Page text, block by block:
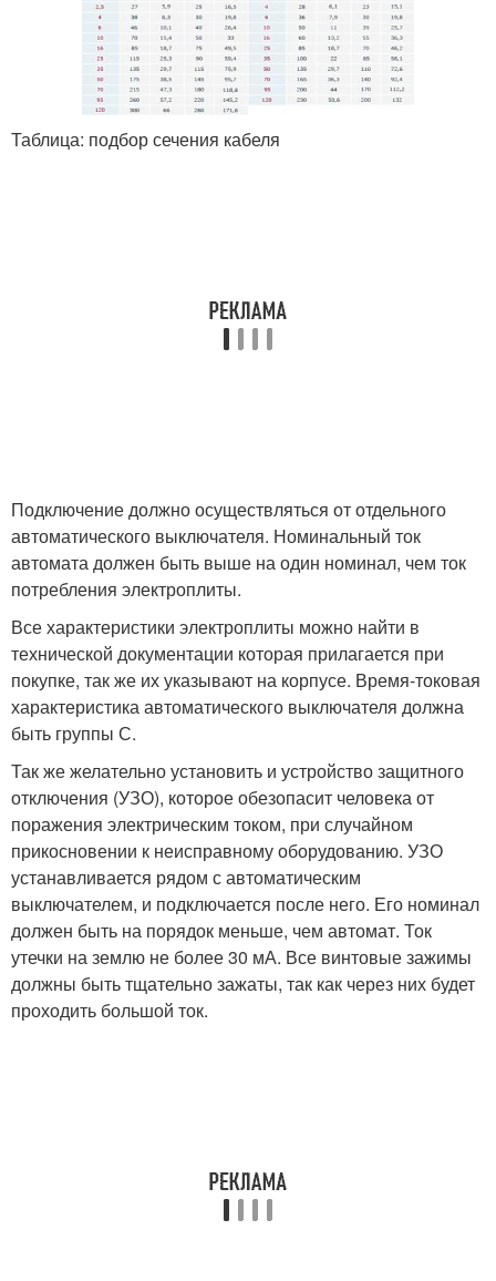
Таблица: подбор сечения кабеля
Подключение должно осуществляться от отдельного
автоматического выключателя. Номинальный ток
автомата должен быть выше на один номинал, чем ток
потребления электроплиты.
Все характеристики электроплиты можно найти в
технической документации которая прилагается при
покупке, так же их указывают на корпусе. Время-токовая
характеристика автоматического выключателя должна
быть группы С.
Так же желательно установить и устройство защитного
отключения (УЗО), которое обезопасит человека от
поражения электрическим током, при случайном
прикосновении к неисправному оборудованию. УЗО
устанавливается рядом с автоматическим
выключателем, и подключается после него. Его номинал
должен быть на порядок меньше, чем автомат. Ток
утечки на землю не более 30 мА. Все винтовые зажимы
должны быть тщательно зажаты, так как через них будет
проходить большой ток.